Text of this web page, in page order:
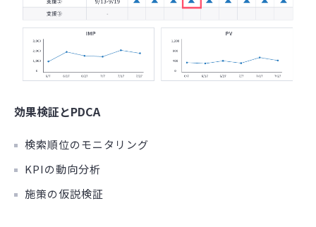
効果検証とPDCA
検索順位のモニタリング
KPIの動向分析
施策の仮説検証